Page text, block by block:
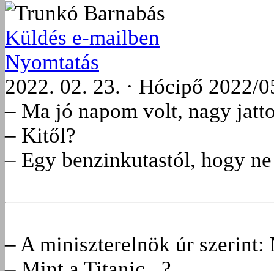
Trunkó Barnabás
Küldés e-mailben
Nyomtatás
2022. 02. 23. · Hócipő 2022/
– Ma jó napom volt, nagy
– Kitől?
– Egy benzinkutastól, hogy
– A miniszterelnök úr szerint: